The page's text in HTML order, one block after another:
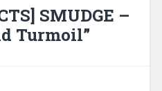
SMUDGE –
Turmoil”